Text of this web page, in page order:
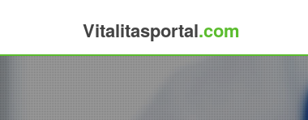
Vitalitasportal.com
×